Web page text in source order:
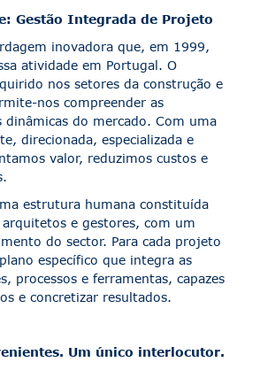
Gestão Integrada de Projeto
inovadora que, em 1999,
atividade em Portugal. O
nos setores da construção e
nos compreender as
dinâmicas do mercado. Com uma
direcionada, especializada e
valor, reduzimos custos e
estrutura humana constituída
e gestores, com um
do sector. Para cada projeto
específico que integra as
processos e ferramentas, capazes
e concretizar resultados.
Um único interlocutor.